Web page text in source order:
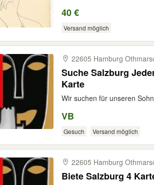
40 €
Versand möglich
22605 Hamburg
Suche Salzburg
Karte
Wir suchen für unseren
VB
Gesuch Versand möglich
22605 Hamburg